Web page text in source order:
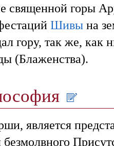
священной горы
Шивы на
гору, так же, как
(Блаженства).
является
безмолвного